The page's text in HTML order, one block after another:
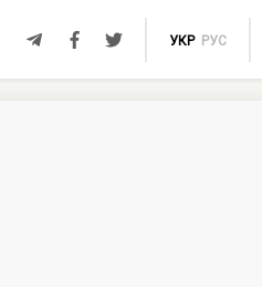
УКР РУС